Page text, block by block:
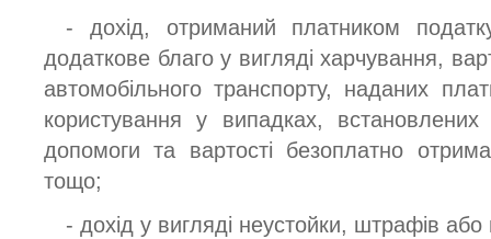
- дохід, отриманий платником
додаткове благо у вигляді харчування,
автомобільного транспорту, наданих
користування у випадках,
допомоги та вартості безоплатно
тощо;
- дохід у вигляді неустойки, штрафів або